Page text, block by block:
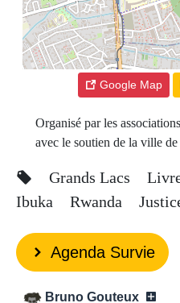
Google Map
Organisé par les
avec le soutien de la ville
Grands Lacs
Ibuka
Rwanda
Agenda Survie
Bruno Gouteux